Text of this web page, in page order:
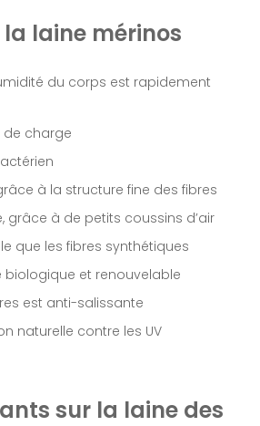
laine mérinos
du corps est rapidement
de charge
à la structure fine des fibres
grâce à de petits coussins d’air
que les fibres synthétiques
biologique et renouvelable
est anti-salissante
naturelle contre les UV
sur la laine des